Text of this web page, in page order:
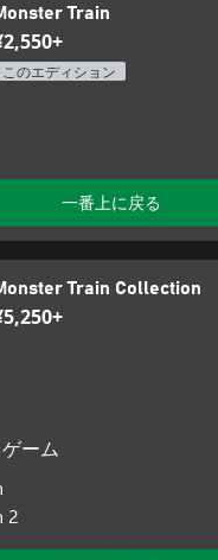
Train
このエディション
一番上に戻る
Train Collection
ーム
2